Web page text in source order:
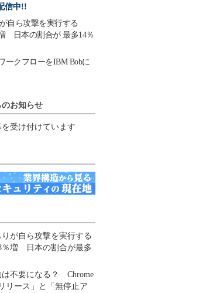
信中!!
自ら攻撃を実行する
増 日本の割合が 最多14％
ークフローをIBM Bobに
お知らせ
受け付けています
が自ら攻撃を実行する
％増 日本の割合が最多
は不要になる？ Chrome
リース」と「無停止ア